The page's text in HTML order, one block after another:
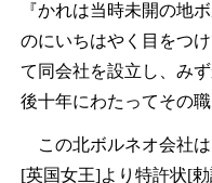
『かれは当時未開の地
のにいちはやく目をつ
て同会社を設立し、み
後十年にわたってその職
この北ボルネオ会社は
[英国女王]より特許状[